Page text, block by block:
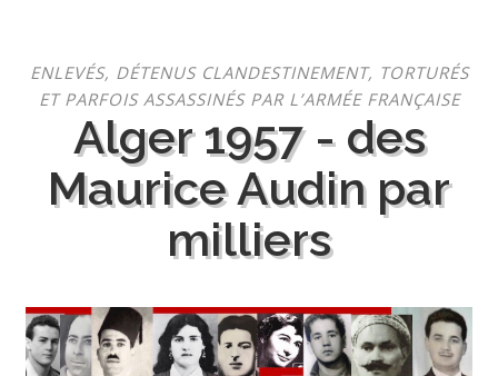
contenu
ENLEVÉS, DÉTENUS CLANDESTINEMENT, TORTURÉS
ET PARFOIS ASSASSINÉS PAR L’ARMÉE FRANÇAISE
Alger 1957 - des
Maurice Audin par
milliers